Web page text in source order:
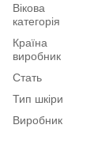
Вікова
категорія
Країна
виробник
Стать
Тип шкіри
Виробник